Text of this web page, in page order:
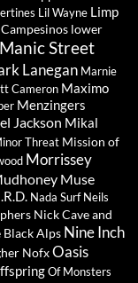
Lil Wayne Limp
Campesinos lower
Manic Street
Lanegan Marnie
Cameron Maximo
Menzingers
Jackson Mikal
Threat Mission of
Morrissey
Muse
Nada Surf Neils
Nick Cave and
Black Alps Nine Inch
NofxOasis
Of Monsters